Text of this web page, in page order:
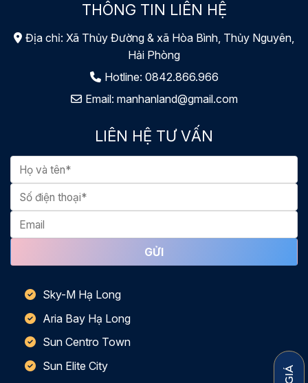
THÔNG TIN LIÊN HỆ
Địa chỉ: Xã Thủy Đường & xã Hòa Bình, Thủy Nguyên,
Hải Phòng
Hotline: 0842.866.966
Email: manhanland@gmail.com
LIÊN HỆ TƯ VẤN
Sky-M Hạ Long
Aria Bay Hạ Long
Sun Centro Town
Sun Elite City